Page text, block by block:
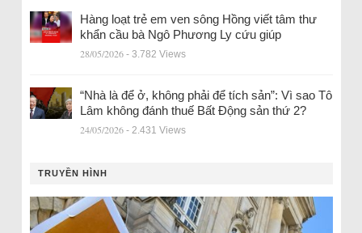
Hàng loạt trẻ em ven sông Hồng viết tâm thư
khẩn cầu bà Ngô Phương Ly cứu giúp
28/05/2026 - 3.782 Views
“Nhà là để ở, không phải để tích sản”: Vì sao Tô
Lâm không đánh thuế Bất Động sản thứ 2?
24/05/2026 - 2.431 Views
TRUYỀN HÌNH